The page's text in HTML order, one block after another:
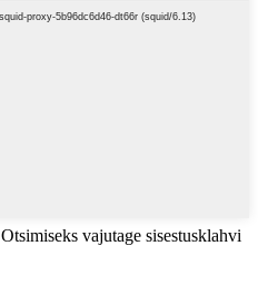
Otsimiseks vajutage sisestusklahvi